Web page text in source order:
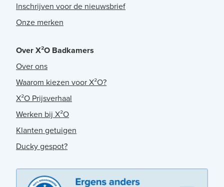
Inschrijven voor de nieuwsbrief
Onze merken
Over X²O Badkamers
Over ons
Waarom kiezen voor X²O?
X²O Prijsverhaal
Werken bij X²O
Klanten getuigen
Ducky gespot?